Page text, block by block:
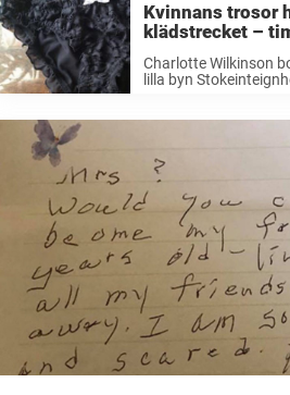
Kvinnans trosor
klädstrecket –
lappen under
Charlotte Wilkinson
lilla byn